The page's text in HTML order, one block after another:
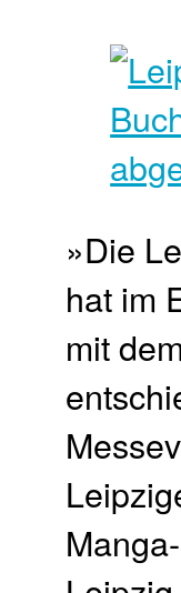
»Die
hat im
mit